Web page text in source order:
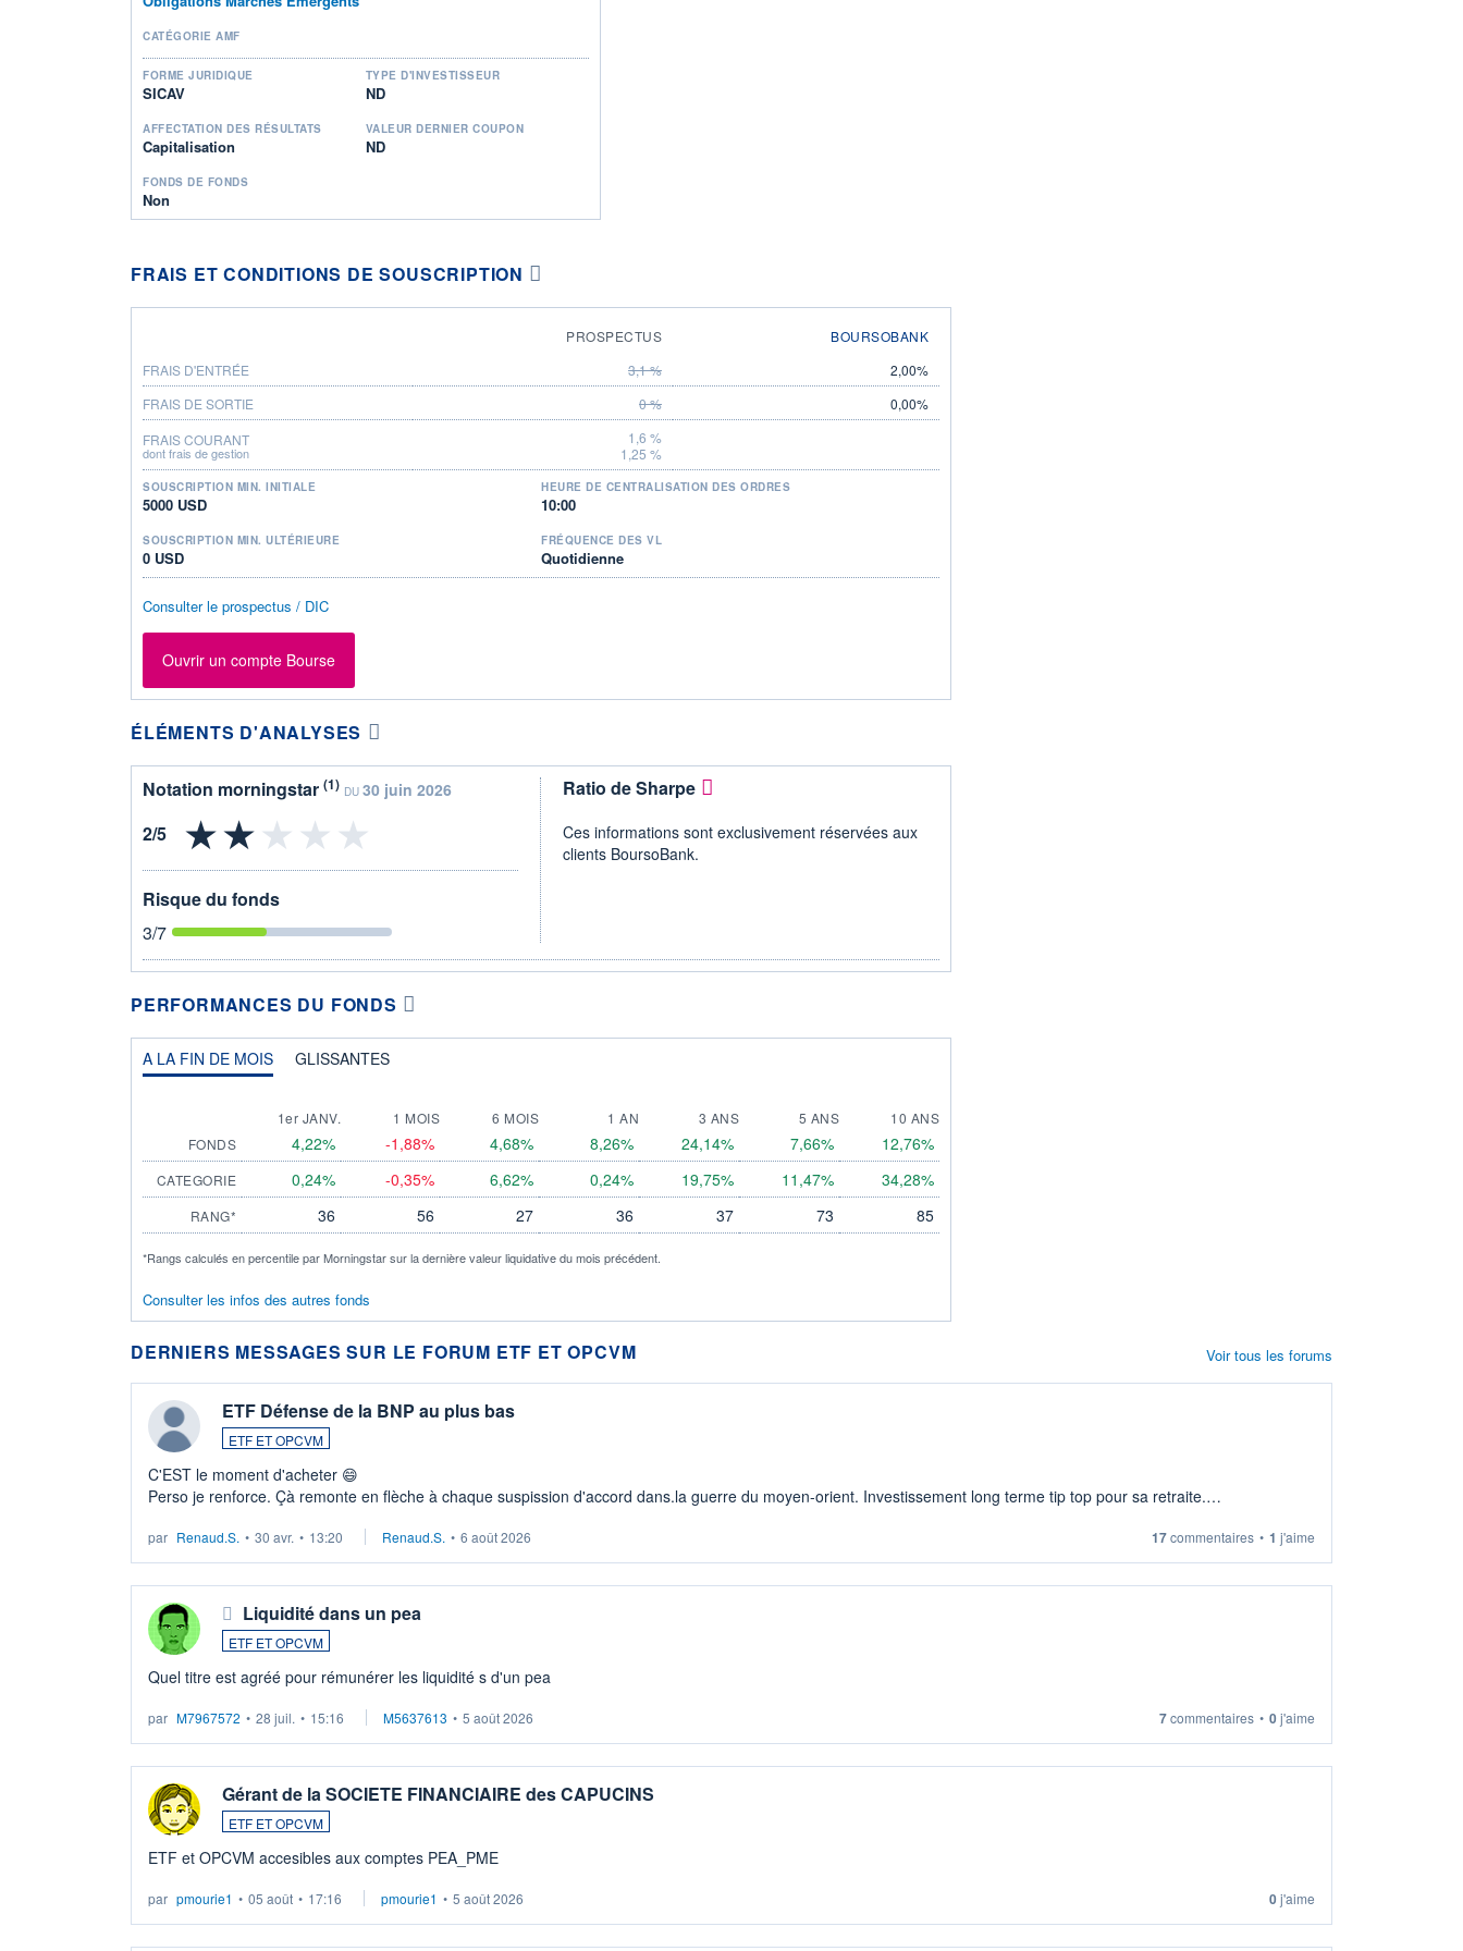
CATÉGORIE AMF
FORME JURIDIQUE
SICAV
TYPE D'INVESTISSEUR
ND
AFFECTATION DES RÉSULTATS
Capitalisation
VALEUR DERNIER COUPON
ND
FONDS DE FONDS
Non
FRAIS ET CONDITIONS DE SOUSCRIPTION
PROSPECTUS
BOURSOBANK
FRAIS D'ENTRÉE
3,1 %
2,00%
FRAIS DE SORTIE
0 %
0,00%
FRAIS COURANT
dont frais de gestion
1,6 %
1,25 %
SOUSCRIPTION MIN. INITIALE
5000 USD
HEURE DE CENTRALISATION DES ORDRES
10:00
SOUSCRIPTION MIN. ULTÉRIEURE
0 USD
FRÉQUENCE DES VL
Quotidienne
Consulter le prospectus / DIC
Ouvrir un compte Bourse
ÉLÉMENTS D'ANALYSES
Notation morningstar (1) DU 30 juin 2026
Risque du fonds
3/7
Ratio de Sharpe
Ces informations sont exclusivement réservées aux
clients BoursoBank.
PERFORMANCES DU FONDS
A LA FIN DE MOIS GLISSANTES
1er JANV. 1 MOIS 6 MOIS 1 AN 3 ANS 5 ANS
10 ANS
FONDS
4,22% -1,88% 4,68% 8,26% 24,14% 7,66% 12,76%
CATEGORIE 0,24% -0,35% 6,62% 0,24% 19,75% 11,47% 34,28%
RANG* 36 56 27 36 37 73 85
*Rangs calculés en percentile par Morningstar sur la dernière valeur liquidative du mois précédent.
Consulter les infos des autres fonds
DERNIERS MESSAGES SUR LE FORUM ETF ET OPCVM
ETF Défense de la BNP au plus bas
ETF ET OPCVM
C'EST le moment d'acheter 😄​
Perso je renforce. Çà remonte en flèche à chaque suspission d'accord dans.la guerre du moyen-orient. Investissement long terme tip top pour sa retraite.
par Renaud.S. • 30 avr. • 13:20 Renaud.S. • 6 août 2026 17commentaires • 1 j'aime
Liquidité dans un pea
ETF ET OPCVM
Quel titre est agréé pour rémunérer les liquidité s d'un pea
par M7967572 • 28 juil. • 15:16 M5637613 • 5 août 2026 7commentaires • 0j'aime
Gérant de la SOCIETE FINANCIAIRE des CAPUCINS
ETF ET OPCVM
ETF et OPCVM accesibles aux comptes PEA_PME
par pmourie1 • 05 août • 17:16 pmourie1 • 5 août 2026 0j'aime
Voir tous les forums